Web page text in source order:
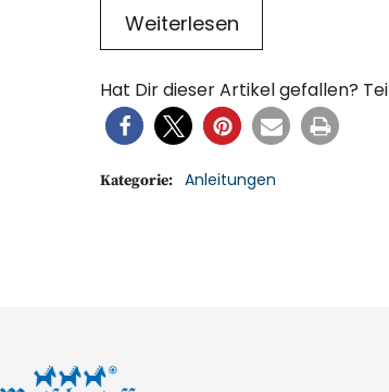
Weiterlesen
Hat Dir dieser Artikel gefallen?
Kategorie: Anleitungen